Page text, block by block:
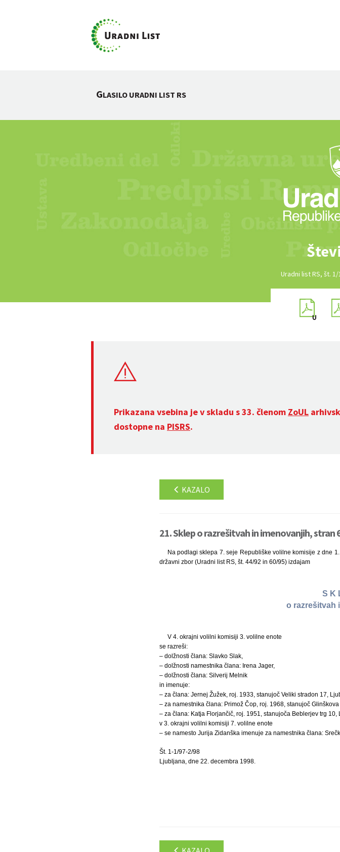
GLASILO URADNI LIST RS
Uradni list RS, št.
Prikazana vsebina je v skladu s 33. členom ZoUL
dostopne na PISRS.
KAZALO
21. Sklep o razrešitvah in imenovanjih, stran
Na podlagi sklepa 7. seje Republiške volilne komisije z dne
državni zbor (Uradni list RS, št. 44/92 in 60/95) izdajam
S K
o razrešitvah
V 4. okrajni volilni komisiji 3. volilne enote
se razreši:
– dolžnosti člana: Slavko Slak,
– dolžnosti namestnika člana: Irena Jager,
– dolžnosti člana: Silverij Melnik
in imenuje:
– za člana: Jernej Žužek, roj. 1933, stanujoč Veliki stradon 17,
– za namestnika člana: Primož Čop, roj. 1968, stanujoč
– za člana: Katja Florjančič, roj. 1951, stanujoča Beblerjev trg 10,
v 3. okrajni volilni komisiji 7. volilne enote
– se namesto Jurija Zidanška imenuje za namestnika člana:
Št. 1-1/97-2/98
Ljubljana, dne 22. decembra 1998.